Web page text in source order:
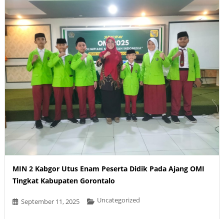
MIN 2 Kabgor Utus Enam Peserta Didik Pada Ajang OMI
Tingkat Kabupaten Gorontalo
September 11, 2025 Uncategorized